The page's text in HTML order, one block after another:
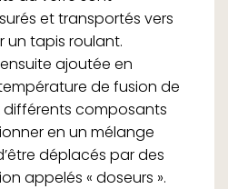
et transportés vers
un tapis roulant.
ajoutée en
de fusion de
différents composants
en un mélange
déplacés par des
appelés « doseurs ».